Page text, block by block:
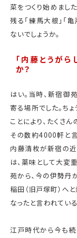
菜をつくり始めまし
残る「練馬大根」「
ないでしょうか。
「内藤とうが
か？
はい。当時、新宿御
寄る場所でした。ち
ことにより、たくさ
その数約4000軒と
内藤清枚が新宿の近
は、薬味として大変
苑から、今の伊勢丹
稲田（旧戸塚町）へ
なったと言われてい
江戸時代から今も続